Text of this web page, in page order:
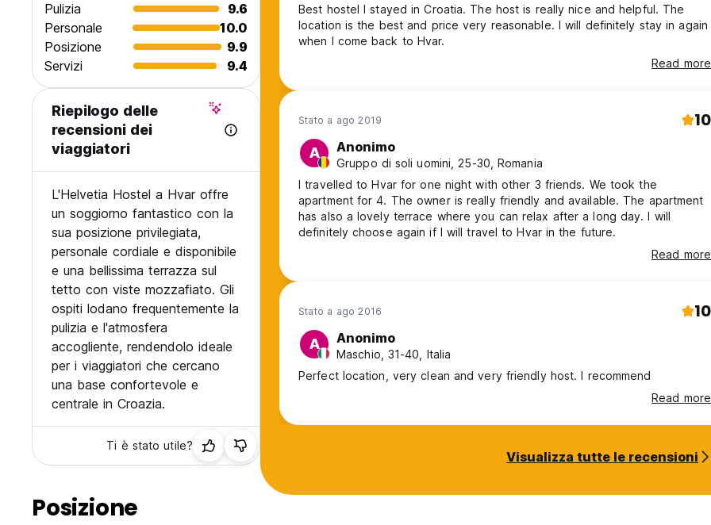
Pulizia
9.6
Personale
10.0
Posizione
9.9
Servizi
9.4
Riepilogo delle
recensioni dei
viaggiatori
L'Helvetia Hostel a Hvar offre
un soggiorno fantastico con la
sua posizione privilegiata,
personale cordiale e disponibile
e una bellissima terrazza sul
tetto con viste mozzafiato. Gli
ospiti lodano frequentemente la
pulizia e l'atmosfera
accogliente, rendendolo ideale
per i viaggiatori che cercano
una base confortevole e
centrale in Croazia.
Ti è stato utile?
Best hostel I stayed in Croatia. The host is really nice and helpful. The
location is the best and price very reasonable. I will definitely stay in again
when I come back to Hvar.
Read more
Stato a ago 2019 10
A Anonimo
Gruppo di soli uomini, 25-30, Romania
I travelled to Hvar for one night with other 3 friends. We took the
apartment for 4. The owner is really friendly and available. The apartment
has also a lovely terrace where you can relax after a long day. I will
definitely choose again if I will travel to Hvar in the future.
Read more
Stato a ago 2016 10
A Anonimo
Maschio, 31-40, Italia
Perfect location, very clean and very friendly host. I recommend
Read more
Visualizza tutte le recensioni
Posizione